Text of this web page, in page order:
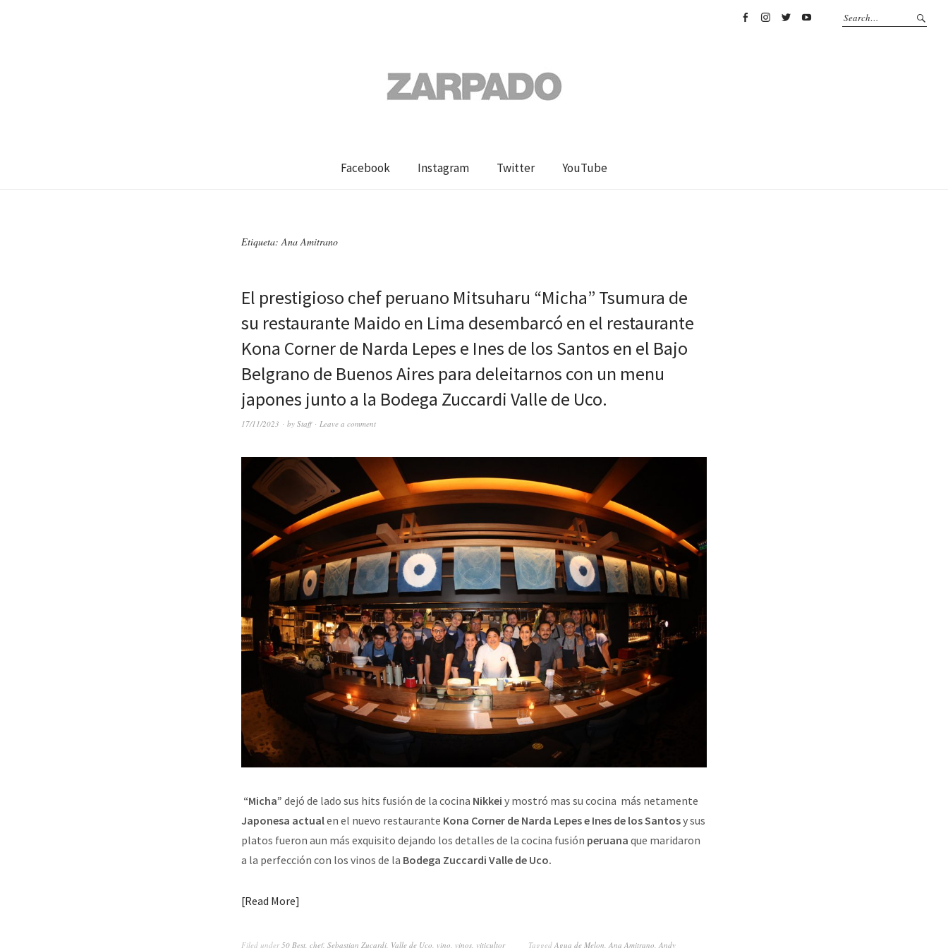
Facebook Instagram Twitter YouTube
Etiqueta: Ana Amitrano
El prestigioso chef peruano Mitsuharu “Micha” Tsumura de
su restaurante Maido en Lima desembarcó en el restaurante
Kona Corner de Narda Lepes e Ines de los Santos en el Bajo
Belgrano de Buenos Aires para deleitarnos con un menu
japones junto a la Bodega Zuccardi Valle de Uco.
17/11/2023 by Staff Leave a comment
“Micha” dejó de lado sus hits fusión de la cocina Nikkei y mostró mas su cocina más netamente
Japonesa actualen el nuevo restaurante Kona Corner de Narda Lepes e Ines de los Santosy sus
platos fueron aun más exquisito dejando los detalles de la cocina fusión peruana que maridaron
a la perfección con los vinos de la Bodega Zuccardi Valle de Uco.
Read More
Filed under50 Best, chef, Sebastian Zucardi, Valle de Uco, vino, vinos, viticultor Tagged Agua de Melon, Ana Amitrano, Andy